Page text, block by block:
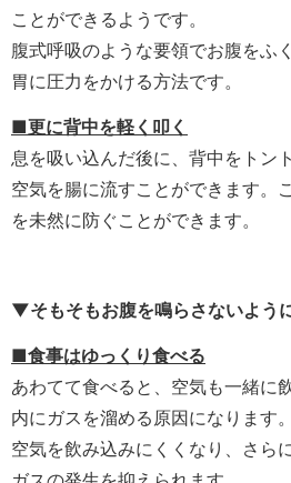
ことができるようです。
腹式呼吸のような要領でお腹をふ
胃に圧力をかける方法です。
■更に背中を軽く叩く
息を吸い込んだ後に、背中をトン
空気を腸に流すことができます。
を未然に防ぐことができます。
▼そもそもお腹を鳴らさないよう
■食事はゆっくり食べる
あわてて食べると、空気も一緒に
内にガスを溜める原因になります
空気を飲み込みにくくなり、さら